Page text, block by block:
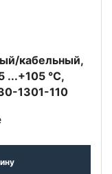
кабельный,
...+105 °C,
1301-110